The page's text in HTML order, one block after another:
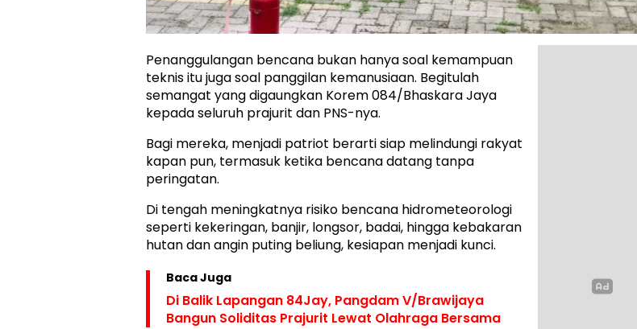
Penanggulangan bencana bukan hanya soal kemampuan
teknis itu juga soal panggilan kemanusiaan. Begitulah
semangat yang digaungkan Korem 084/Bhaskara Jaya
kepada seluruh prajurit dan PNS-nya.
Bagi mereka, menjadi patriot berarti siap melindungi rakyat
kapan pun, termasuk ketika bencana datang tanpa
peringatan.
Di tengah meningkatnya risiko bencana hidrometeorologi
seperti kekeringan, banjir, longsor, badai, hingga kebakaran
hutan dan angin puting beliung, kesiapan menjadi kunci.
Baca Juga
Di Balik Lapangan 84Jay, Pangdam V/Brawijaya
Bangun Soliditas Prajurit Lewat Olahraga Bersama